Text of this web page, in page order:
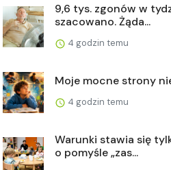
9,6 tys. zgonów w
szacowano. Żąda...
4 godzin temu
Moje mocne strony
4 godzin temu
Warunki stawia się
o pomyśle „zas...